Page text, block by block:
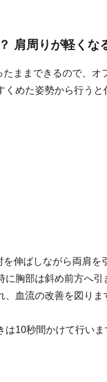
肩周りが軽くな
ままできるので、オ
くめた姿勢から行うと
伸ばしながら両肩を
に胸部は斜め前方へ
、血流の改善を図りま
は10秒間かけて行いま